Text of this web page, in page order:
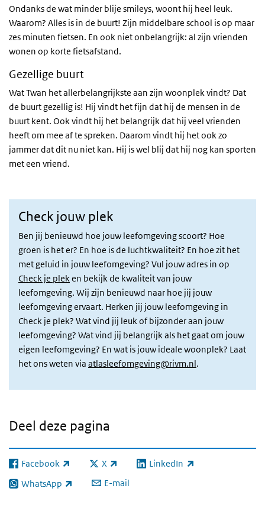
Ondanks de wat minder blije smileys, woont hij heel leuk.
Waarom? Alles is in de buurt! Zijn middelbare school is op maar
zes minuten fietsen. En ook niet onbelangrijk: al zijn vrienden
wonen op korte fietsafstand.
Gezellige buurt
Wat Twan het allerbelangrijkste aan zijn woonplek vindt? Dat
de buurt gezellig is! Hij vindt het fijn dat hij de mensen in de
buurt kent. Ook vindt hij het belangrijk dat hij veel vrienden
heeft om mee af te spreken. Daarom vindt hij het ook zo
jammer dat dit nu niet kan. Hij is wel blij dat hij nog kan sporten
met een vriend.
Check jouw plek
Ben jij benieuwd hoe jouw leefomgeving scoort? Hoe
groen is het er? En hoe is de luchtkwaliteit? En hoe zit het
met geluid in jouw leefomgeving? Vul jouw adres in op
Check je pleken bekijk de kwaliteit van jouw
leefomgeving. Wij zijn benieuwd naar hoe jij jouw
leefomgeving ervaart. Herken jij jouw leefomgeving in
Check je plek? Wat vind jij leuk of bijzonder aan jouw
leefomgeving? Wat vind jij belangrijk als het gaat om jouw
eigen leefomgeving? En wat is jouw ideale woonplek? Laat
het ons weten via atlasleefomgeving@rivm.nl.
Deel deze pagina
Facebook
(externe link) X
(externe link) LinkedIn
(externe link)
WhatsApp
(externe link) E-mail